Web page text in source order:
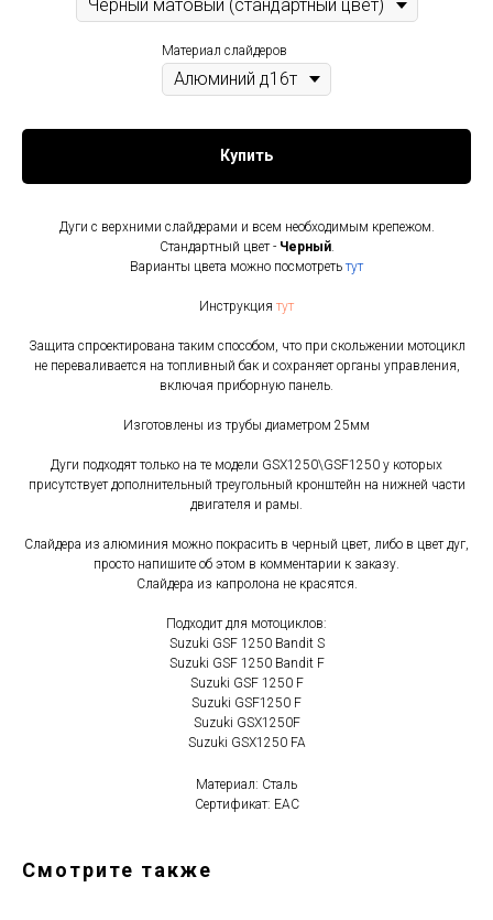
Материал слайдеров
Купить
Дуги с верхними слайдерами и всем необходимым крепежом.
Стандартный цвет - Черный.
Варианты цвета можно посмотреть тут
Инструкция тут
Защита спроектирована таким способом, что при скольжении мотоцикл
не переваливается на топливный бак и сохраняет органы управления,
включая приборную панель.
Изготовлены из трубы диаметром 25мм
Дуги подходят только на те модели GSX1250\GSF1250 у которых
присутствует дополнительный треугольный кронштейн на нижней части
двигателя и рамы.
Слайдера из алюминия можно покрасить в черный цвет, либо в цвет дуг,
просто напишите об этом в комментарии к заказу.
Слайдера из капролона не красятся.
Подходит для мотоциклов:
Suzuki GSF 1250 Bandit S
Suzuki GSF 1250 Bandit F
Suzuki GSF 1250 F
Suzuki GSF1250 F
Suzuki GSX1250F
Suzuki GSX1250 FA
Материал: Сталь
Сертификат: EAC
Смотрите также